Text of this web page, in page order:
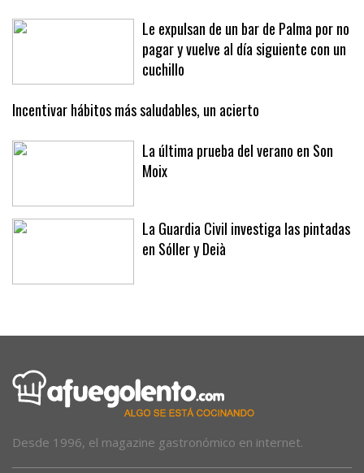
Le expulsan de un bar de Palma por no
pagar y vuelve al día siguiente con un
cuchillo
Incentivar hábitos más saludables, un acierto
La última prueba del verano en Son
Moix
La Guardia Civil investiga las pintadas
en Sóller y Deià
Desde 1996, el magazine gastronómico en internet.